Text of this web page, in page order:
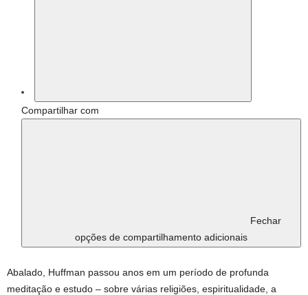
Compartilhar com
Fechar
opções de compartilhamento adicionais
Abalado, Huffman passou anos em um período de profunda
meditação e estudo – sobre várias religiões, espiritualidade, a